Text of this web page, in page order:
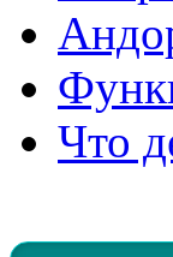
Что